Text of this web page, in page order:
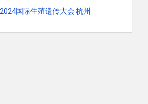
2024国际生殖遗传大会·杭州